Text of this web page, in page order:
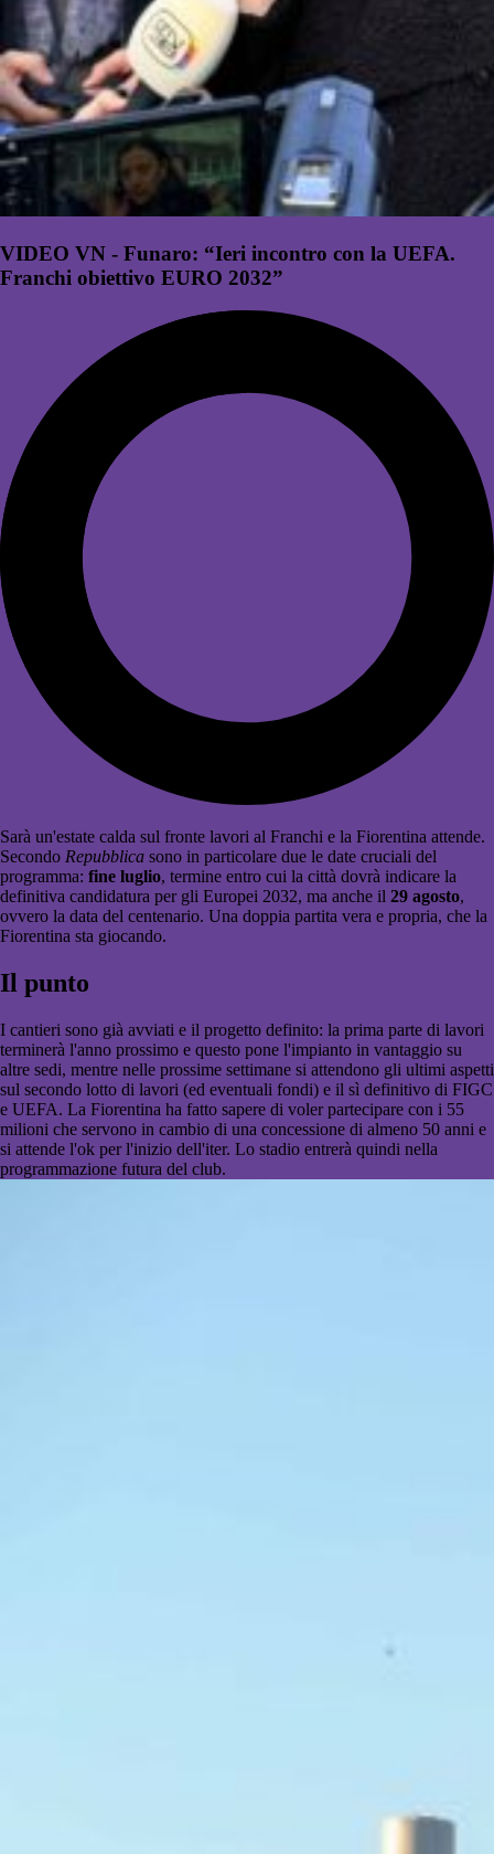
VIDEO VN - Funaro: “Ieri incontro con la UEFA.
Franchi obiettivo EURO 2032”
Sarà un'estate calda sul fronte lavori al Franchi e la Fiorentina attende.
Secondo Repubblica sono in particolare due le date cruciali del
programma: fine luglio, termine entro cui la città dovrà indicare la
definitiva candidatura per gli Europei 2032, ma anche il 29 agosto,
ovvero la data del centenario. Una doppia partita vera e propria, che la
Fiorentina sta giocando.
Il punto
I cantieri sono già avviati e il progetto definito: la prima parte di lavori
terminerà l'anno prossimo e questo pone l'impianto in vantaggio su
altre sedi, mentre nelle prossime settimane si attendono gli ultimi aspetti
sul secondo lotto di lavori (ed eventuali fondi) e il sì definitivo di FIGC
e UEFA. La Fiorentina ha fatto sapere di voler partecipare con i 55
milioni che servono in cambio di una concessione di almeno 50 anni e
si attende l'ok per l'inizio dell'iter. Lo stadio entrerà quindi nella
programmazione futura del club.